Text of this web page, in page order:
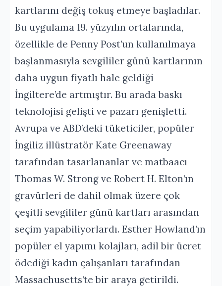
kartlarını değiş tokuş etmeye başladılar.
Bu uygulama 19. yüzyılın ortalarında,
özellikle de Penny Post’un kullanılmaya
başlanmasıyla sevgililer günü kartlarının
daha uygun fiyatlı hale geldiği
İngiltere’de artmıştır. Bu arada baskı
teknolojisi gelişti ve pazarı genişletti.
Avrupa ve ABD’deki tüketiciler, popüler
İngiliz illüstratör Kate Greenaway
tarafından tasarlananlar ve matbaacı
Thomas W. Strong ve Robert H. Elton’ın
gravürleri de dahil olmak üzere çok
çeşitli sevgililer günü kartları arasından
seçim yapabiliyorlardı. Esther Howland’ın
popüler el yapımı kolajları, adil bir ücret
ödediği kadın çalışanları tarafından
Massachusetts’te bir araya getirildi.